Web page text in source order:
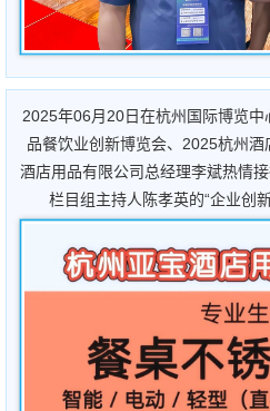
2025年06月20日在杭州国际博览中
品餐饮业创新博览会、2025杭州酒
酒店用品有限公司总经理李斌热情
栏目组主持人陈孝英的“企业创